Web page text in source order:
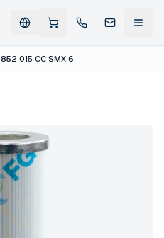
852 015 CC SMX 6